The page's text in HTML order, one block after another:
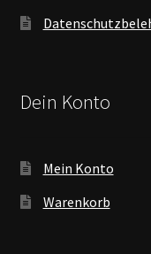
Dein Konto
Mein Konto
Warenkorb